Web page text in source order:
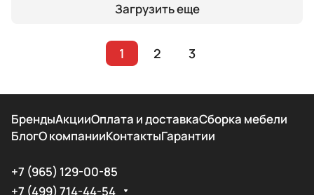
Загрузить еще
1 2 3
БрендыАкцииОплата и доставкаСборка мебели
БлогО компанииКонтактыГарантии
+7 (965) 129-00-85
+7 (499) 714-44-54